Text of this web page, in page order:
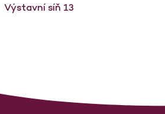
Výstavní síň 13